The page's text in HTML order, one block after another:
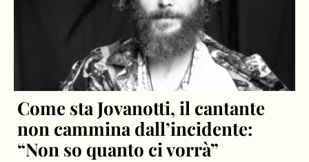
Come sta Jovanotti, il cantante
non cammina dall’incidente:
“Non so quanto ci vorrà”